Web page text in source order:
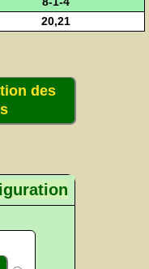
20,21
des